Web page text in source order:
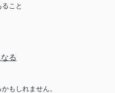
こと
る
もしれません。